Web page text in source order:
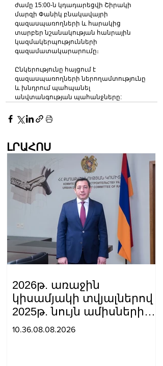
ժամը 15:00-ն կդադարեցվի Շիրակի
մարզի Փանիկ բնակավայրի
գազասպառողների և հարակից
տարբեր նշանակության հանրային
կազմակերպությունների
գազամատակարարումը։
Ընկերությունը հայցում է
գազասպառողների ներողամտությունը
և խնդրում պահպանել
անվտանգության պահանջները:
ԼՐԱՀՈՍ
2026թ. առաջին
կիսամյակի տվյալներով
2025թ. նույն ամիսների
համեմատ
10.36.08.08.2026